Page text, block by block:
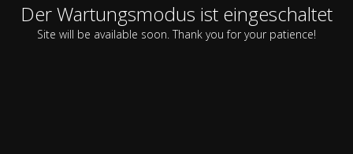
Der Wartungsmodus ist eingeschaltet
Site will be available soon. Thank you for your patience!